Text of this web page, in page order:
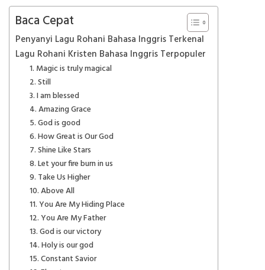
Baca Cepat
Penyanyi Lagu Rohani Bahasa Inggris Terkenal
Lagu Rohani Kristen Bahasa Inggris Terpopuler
1. Magic is truly magical
2. Still
3. I am blessed
4. Amazing Grace
5. God is good
6. How Great is Our God
7. Shine Like Stars
8. Let your fire burn in us
9. Take Us Higher
10. Above All
11. You Are My Hiding Place
12. You Are My Father
13. God is our victory
14. Holy is our god
15. Constant Savior